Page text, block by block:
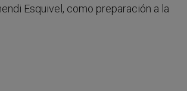
Esquivel, como preparación a la